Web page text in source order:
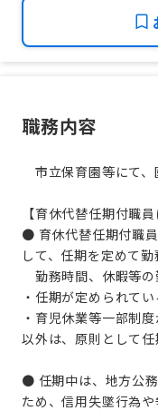
職務内容
市立保育園等にて、
【育休代替任期付職員
● 育休代替任期付職
して、任期を定めて
勤務時間、休暇等の
・任期が定められてい
・育児休業等一部制
以外は、原則として任
● 任期中は、地方公
ため、信用失墜行為